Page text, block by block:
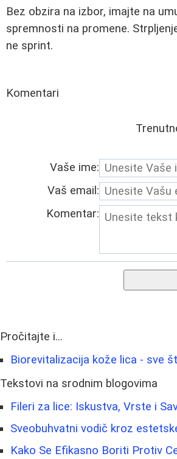
Bez obzira na izbor, imajte na
spremnosti na promene.
ne sprint.
Komentari
Vaše ime:
Vaš email:
Komentar:
Pročitajte i...
Biorevitalizacija kože lica - sve
Tekstovi na srodnim blogovima
Fileri za lice: Iskustva, Vrste i
Sveobuhvatni vodič kroz
Kako Se Efikasno Boriti Protiv